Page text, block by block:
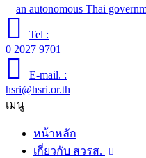
an autonomous Thai
Tel :
0 2027 9701
E-mail. :
hsri@hsri.or.th
เมนู
หน้าหลัก
เกี่ยวกับ สวรส.